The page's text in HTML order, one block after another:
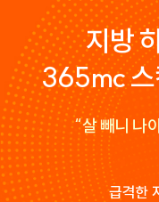
지방
365mc 스
“살 빼니 나
급격한